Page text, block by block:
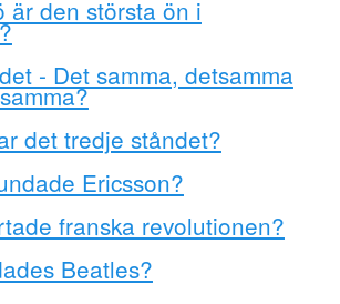
är den största ön i
- Det samma, detsamma
det tredje ståndet?
Ericsson?
franska revolutionen?
Beatles?